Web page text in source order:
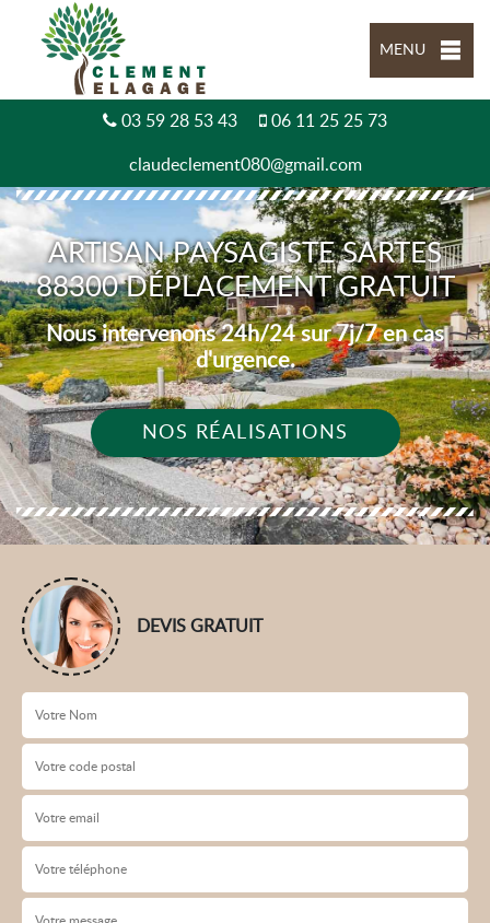
MENU
03 59 28 53 43 06 11 25 25 73
claudeclement080@gmail.com
ARTISAN PAYSAGISTE SARTES
88300 DÉPLACEMENT GRATUIT
Nous intervenons 24h/24 sur 7j/7 en cas
d'urgence.
NOS RÉALISATIONS
DEVIS GRATUIT